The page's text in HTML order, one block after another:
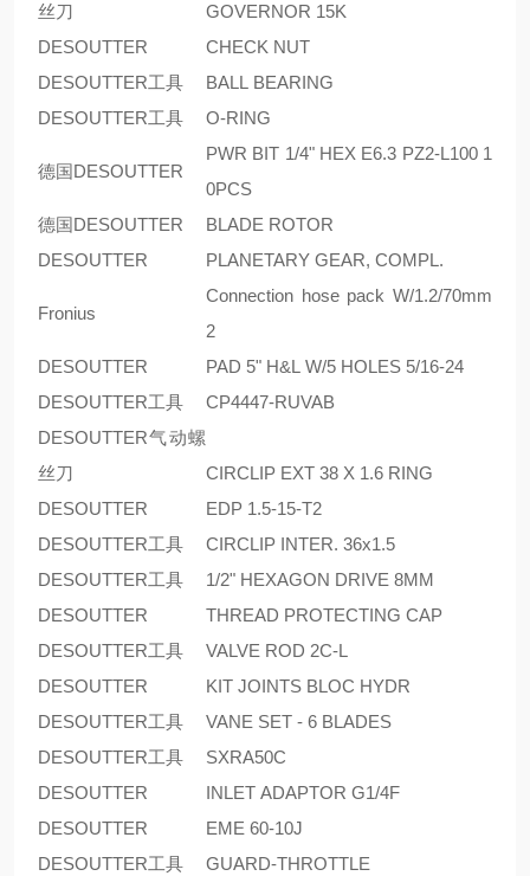
丝刀
GOVERNOR 15K
DESOUTTER
CHECK NUT
DESOUTTER工具
BALL BEARING
DESOUTTER工具
O-RING
德国DESOUTTER
PWR BIT 1/4" HEX E6.3 PZ2-L100 1
0PCS
德国DESOUTTER
BLADE ROTOR
DESOUTTER
PLANETARY GEAR, COMPL.
Fronius
Connection hose pack W/1.2/70mm
2
DESOUTTER
PAD 5" H&L W/5 HOLES 5/16-24
DESOUTTER工具
CP4447-RUVAB
DESOUTTER气动螺
丝刀
CIRCLIP EXT 38 X 1.6 RING
DESOUTTER
EDP 1.5-15-T2
DESOUTTER工具
CIRCLIP INTER. 36x1.5
DESOUTTER工具
1/2" HEXAGON DRIVE 8MM
DESOUTTER
THREAD PROTECTING CAP
DESOUTTER工具
VALVE ROD 2C-L
DESOUTTER
KIT JOINTS BLOC HYDR
DESOUTTER工具
VANE SET - 6 BLADES
DESOUTTER工具
SXRA50C
DESOUTTER
INLET ADAPTOR G1/4F
DESOUTTER
EME 60-10J
DESOUTTER工具
GUARD-THROTTLE